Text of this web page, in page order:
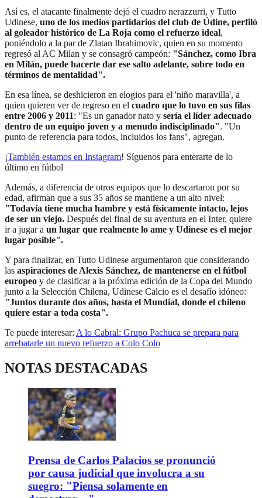
Así es, el atacante finalmente dejó el cuadro nerazzurri, y Tutto
Udinese, uno de los medios partidarios del club de Údine, perfiló
al goleador histórico de La Roja como el refuerzo ideal,
poniéndolo a la par de Zlatan Ibrahimovic, quien en su momento
regresó al AC Milan y se consagró campeón: "Sánchez, como Ibra
en Milán, puede hacerte dar ese salto adelante, sobre todo en
términos de mentalidad".
En esa línea, se deshicieron en elogios para el 'niño maravilla', a
quien quieren ver de regreso en el cuadro que lo tuvo en sus filas
entre 2006 y 2011: "Es un ganador nato y sería el líder adecuado
dentro de un equipo joven y a menudo indisciplinado". "Un
punto de referencia para todos, incluidos los fans", agregan.
¡También estamos en Instagram! Síguenos para enterarte de lo
último en fútbol
Además, a diferencia de otros equipos que lo descartaron por su
edad, afirman que a sus 35 años se mantiene a un alto nivel:
"Todavía tiene mucha hambre y está físicamente intacto, lejos
de ser un viejo. Después del final de su aventura en el Inter, quiere
ir a jugar a un lugar que realmente lo ame y Udinese es el mejor
lugar posible".
Y para finalizar, en Tutto Udinese argumentaron que considerando
las aspiraciones de Alexis Sánchez, de mantenerse en el fútbol
europeo y de clasificar a la próxima edición de la Copa del Mundo
junto a la Selección Chilena, Udinese Calcio es el desafío idóneo:
"Juntos durante dos años, hasta el Mundial, donde el chileno
quiere estar a toda costa".
Te puede interesar: A lo Cabral: Grupo Pachuca se prepara para
arrebatarle un nuevo refuerzo a Colo Colo
NOTAS DESTACADAS
Prensa de Carlos Palacios se pronunció
por causa judicial que involucra a su
suegro: "Piensa solamente en